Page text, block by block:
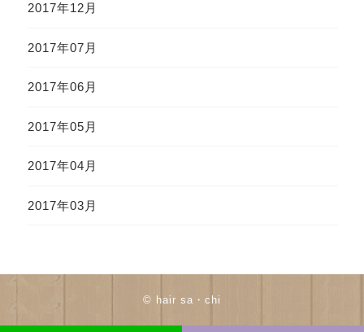
2017年12月
2017年07月
2017年06月
2017年05月
2017年04月
2017年03月
© hair sa・chi